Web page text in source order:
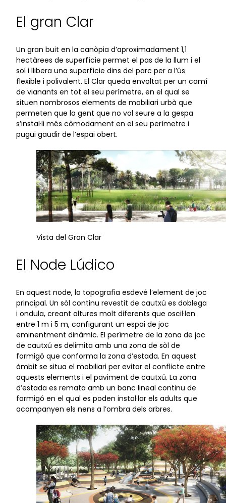
El gran Clar
Un gran buit en la canòpia d’aproximadament 1,1
hectàrees de superfície permet el pas de la llum i el
sol i llibera una superfície dins del parc per a l’ús
flexible i polivalent. El Clar queda envoltat per un camí
de vianants en tot el seu perímetre, en el qual se
situen nombrosos elements de mobiliari urbà que
permeten que la gent que no vol seure a la gespa
s’instal·li més còmodament en el seu perímetre i
pugui gaudir de l’espai obert.
Vista del Gran Clar
El Node Lúdico
En aquest node, la topografia esdevé l’element de joc
principal. Un sòl continu revestit de cautxú es doblega
i ondula, creant altures molt diferents que oscil·len
entre 1 m i 5 m, configurant un espai de joc
eminentment dinàmic. El perímetre de la zona de joc
de cautxú es delimita amb una zona de sòl de
formigó que conforma la zona d’estada. En aquest
àmbit se situa el mobiliari per evitar el conflicte entre
aquests elements i el paviment de cautxú. La zona
d’estada es remata amb un banc lineal continu de
formigó en el qual es poden instal·lar els adults que
acompanyen els nens a l’ombra dels arbres.